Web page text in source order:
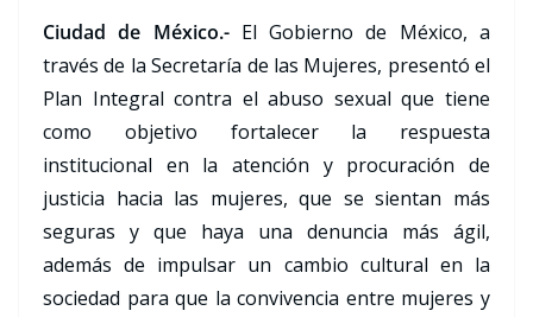
Ciudad de México.-El Gobierno de México, a
través de la Secretaría de las Mujeres, presentó el
Plan Integral contra el abuso sexual que tiene
como objetivo fortalecer la respuesta
institucional en la atención y procuración de
justicia hacia las mujeres, que se sientan más
seguras y que haya una denuncia más ágil,
además de impulsar un cambio cultural en la
sociedad para que la convivencia entre mujeres y